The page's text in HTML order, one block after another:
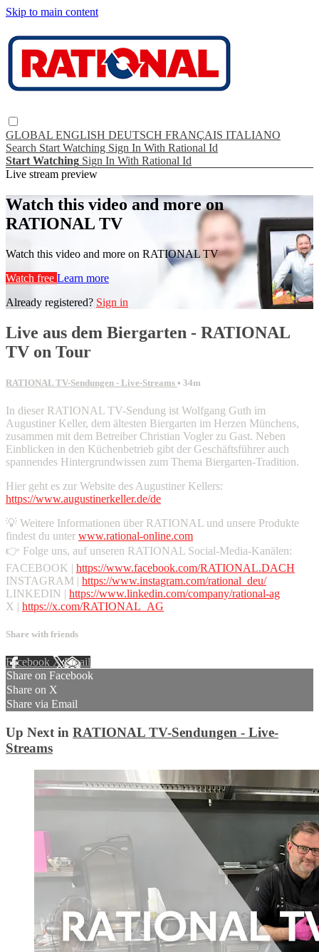
Skip to main content
GLOBAL ENGLISH DEUTSCH FRANÇAIS ITALIANO
Search Start Watching Sign In With Rational Id
Start Watching Sign In With Rational Id
Live stream preview
Watch this video and more on
RATIONAL TV
Watch this video and more on RATIONAL TV
Watch free Learn more
Already registered? Sign in
Live aus dem Biergarten - RATIONAL
TV on Tour
RATIONAL TV-Sendungen - Live-Streams • 34m
In dieser RATIONAL TV-Sendung ist Wolfgang Guth im
Augustiner Keller, dem ältesten Biergarten im Herzen Münchens,
zusammen mit dem Betreiber Christian Vogler zu Gast. Neben
Einblicken in den Küchenbetrieb gibt der Geschäftsführer auch
spannendes Hintergrundwissen zum Thema Biergarten-Tradition.
Hier geht es zur Website des Augustiner Kellers:
https://www.augustinerkeller.de/de
💡 Weitere Informationen über RATIONAL und unsere Produkte
findest du unter www.rational-online.com
👉 Folge uns, auf unseren RATIONAL Social-Media-Kanälen:
FACEBOOK | https://www.facebook.com/RATIONAL.DACH
INSTAGRAM | https://www.instagram.com/rational_deu/
LINKEDIN | https://www.linkedin.com/company/rational-ag
X | https://x.com/RATIONAL_AG
Share with friends
Facebook XEmail
Share on Facebook
Share on X
Share via Email
Up Next in RATIONAL TV-Sendungen - Live-
Streams